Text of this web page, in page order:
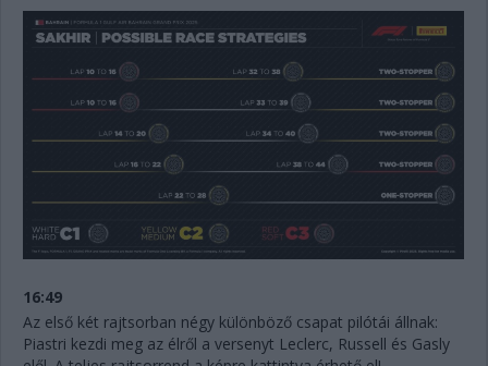
16:49
Az első két rajtsorban négy különböző csapat pilótái állnak:
Piastri kezdi meg az élről a versenyt Leclerc, Russell és Gasly